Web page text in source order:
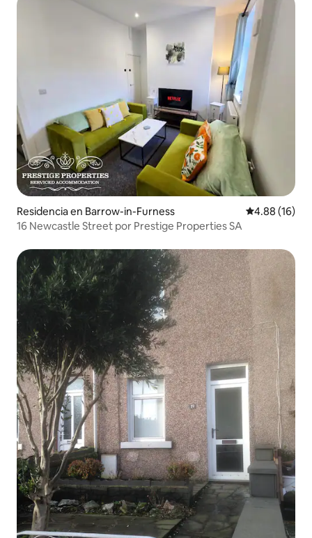
Residencia en Barrow-in-Furness Calificación
4.88 (16)
16 Newcastle Street por Prestige Properties SA